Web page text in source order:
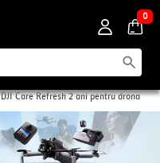
0
DJI Care Refresh 2 ani pentru drona